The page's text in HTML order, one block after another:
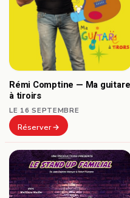
Rémi Comptine — Ma guitare
à tiroirs
LE 16 SEPTEMBRE
Réserver